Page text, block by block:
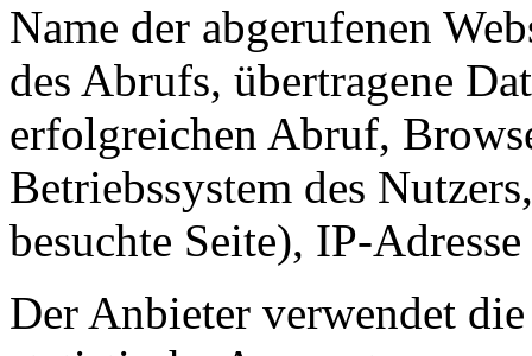
Name der abgerufenen
des Abrufs, übertragene
erfolgreichen Abruf,
Betriebssystem des
besuchte Seite), IP-
Der Anbieter verwendet